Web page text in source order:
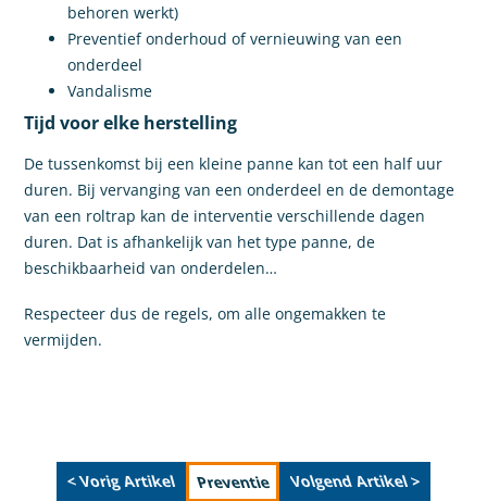
behoren werkt)
Preventief onderhoud of vernieuwing van een
onderdeel
Vandalisme
Tijd voor elke herstelling
De tussenkomst bij een kleine panne kan tot een half uur
duren. Bij vervanging van een onderdeel en de demontage
van een roltrap kan de interventie verschillende dagen
duren. Dat is afhankelijk van het type panne, de
beschikbaarheid van onderdelen…
Respecteer dus de regels, om alle ongemakken te
vermijden.
< Vorig Artikel Preventie Volgend Artikel >